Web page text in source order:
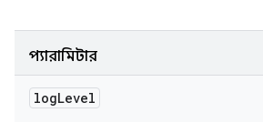
প্যারামিটার
logLevel